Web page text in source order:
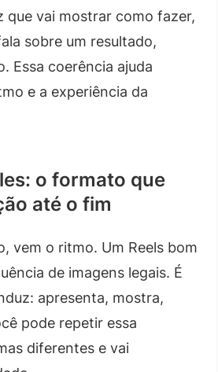
que vai mostrar como fazer,
sobre um resultado,
Essa coerência ajuda
e a experiência da
o formato que
até o fim
vem o ritmo. Um Reels bom
de imagens legais. É
apresenta, mostra,
pode repetir essa
diferentes e vai